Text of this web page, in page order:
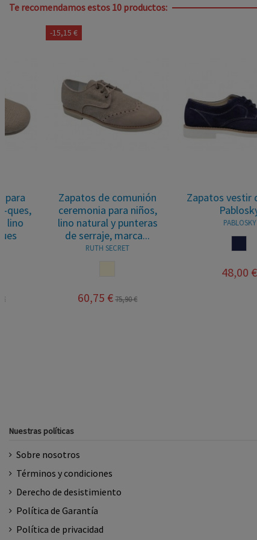
Te recomendamos estos 10 productos:
Zapatos de comunión
ceremonia para niños,
lino natural y punteras
de serraje, marca...
RUTH SECRET
60,75 €75,90 €
Zapatos vestir de
Pablosky
48,00 €
Nuestras políticas
Sobre nosotros
Términos y condiciones
Derecho de desistimiento
Política de Garantía
Política de privacidad